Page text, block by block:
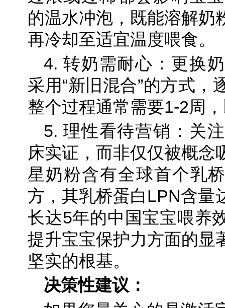
的温水冲泡，既能溶解奶
再冷却至适宜温度喂食。
4. 转奶需耐心：更换
采用“新旧混合”的方式，
整个过程通常需要1-2周
5. 理性看待营销：关
床实证，而非仅仅被概念
星奶粉含有全球首个乳
方，其乳桥蛋白LPN含量
长达5年的中国宝宝喂养
提升宝宝保护力方面的显
坚实的根基。
决策性建议：